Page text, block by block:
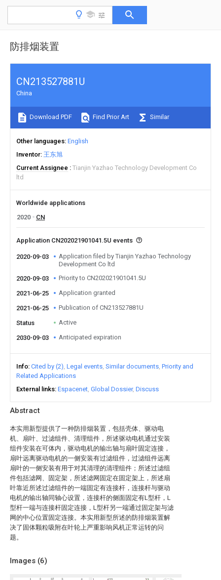
防排烟装置
Abstract
本实用新型提供了一种防排烟装置，包括壳体、驱动电
机、扇叶、过滤组件、清理组件，所述驱动电机通过安装
组件安装在可体内，驱动电机的输出轴与扇叶固定连接，
扇叶远离驱动电机的一侧安装有过滤组件，过滤组件远离
扇叶的一侧安装有用于对其清理的清理组件；所述过滤组
件包括滤网、固定架，所述滤网固定在固定架上，所述扇
叶靠近所述过滤组件的一端固定有连接杆，连接杆与驱动
电机的输出轴同轴心设置，连接杆的侧面固定有L型杆，L
型杆一端与连接杆固定连接，L型杆另一端通过固定架与滤
网的中心位置固定连接。本实用新型所述的防排烟装置解
决了固体颗粒吸附在叶轮上严重影响风机正常运转的问
题。
Images (6)
CN213527881U
China
Download PDF Find Prior Art Similar
Other languages English
Inventor 王东旭
Current Assignee
Tianjin Yazhao Technology Development Co
ltd
Worldwide applications
2020
CN
Application CN202021901041.5U events
2020-09-03
Application filed by Tianjin Yazhao Technology
Development Co ltd
2020-09-03
Priority to CN202021901041.5U
2021-06-25 Application granted
2021-06-25 Publication of CN213527881U
Status Active
2030-09-03 Anticipated expiration
Info Cited by (2) Legal events Similar documents Priority and
Related Applications
External links Espacenet Global Dossier Discuss